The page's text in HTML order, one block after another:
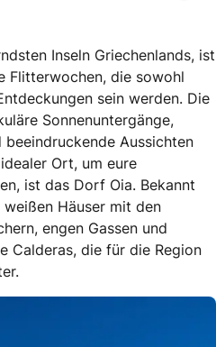
Inseln Griechenlands, ist
Flitterwochen, die sowohl
sein werden. Die
Sonnenuntergänge,
Aussichten
Ort, um eure
ist das Dorf Oia. Bekannt
Häuser mit den
engen Gassen und
Calderas, die für die Region